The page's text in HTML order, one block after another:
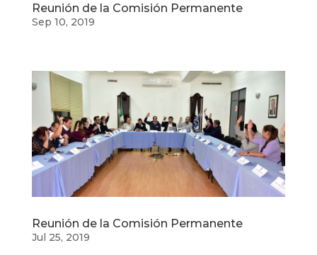
Reunión de la Comisión Permanente
Sep 10, 2019
Reunión de la Comisión Permanente
Jul 25, 2019